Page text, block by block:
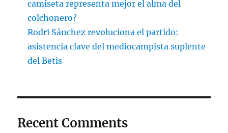
camiseta representa mejor el alma del
colchonero?
Rodri Sánchez revoluciona el partido:
asistencia clave del mediocampista suplente
del Betis
Recent Comments